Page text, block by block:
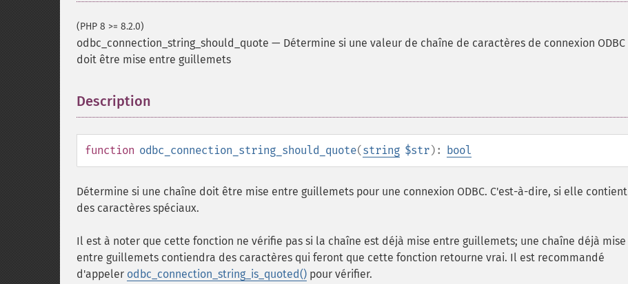
(PHP 8 >= 8.2.0)
odbc_connection_string_should_quote — Détermine si une valeur de chaîne de caractères de connexion ODBC
doit être mise entre guillemets
Description
function odbc_connection_string_should_quote(string $str): bool
Détermine si une chaîne doit être mise entre guillemets pour une connexion ODBC. C'est-à-dire, si elle contient
des caractères spéciaux.
Il est à noter que cette fonction ne vérifie pas si la chaîne est déjà mise entre guillemets; une chaîne déjà mise
entre guillemets contiendra des caractères qui feront que cette fonction retourne vrai. Il est recommandé
d'appeler odbc_connection_string_is_quoted() pour vérifier.